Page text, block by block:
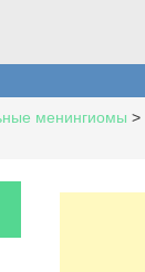
менингиомы >